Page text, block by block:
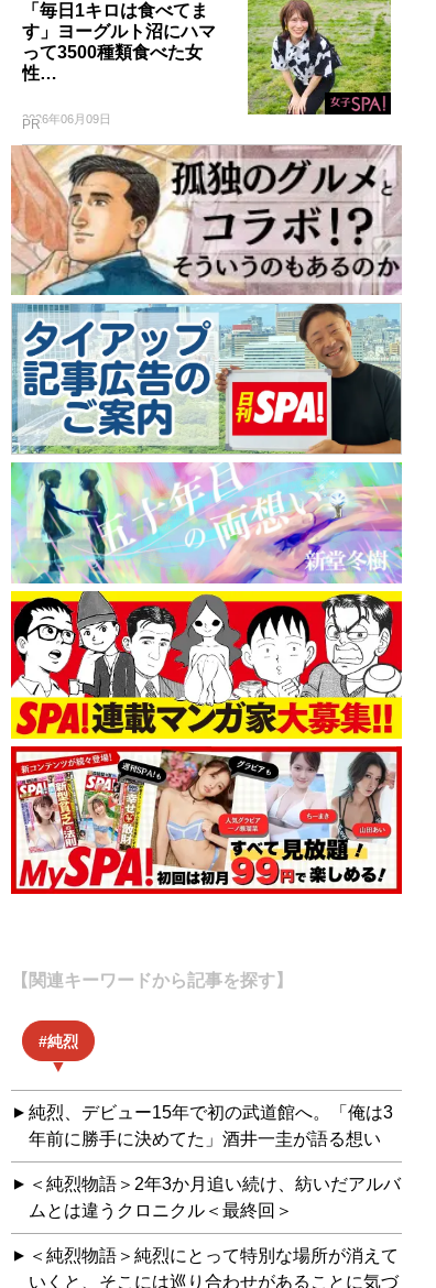
「毎日1キロは食べてま
す」ヨーグルト沼にハマ
って3500種類食べた女
性…
2026年06月09日
PR
【関連キーワードから記事を探す】
純烈
純烈、デビュー15年で初の武道館へ。「俺は3
年前に勝手に決めてた」酒井一圭が語る想い
＜純烈物語＞2年3か月追い続け、紡いだアルバ
ムとは違うクロニクル＜最終回＞
＜純烈物語＞純烈にとって特別な場所が消えて
いくと、そこには巡り合わせがあることに気づ